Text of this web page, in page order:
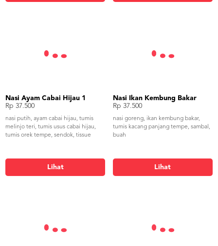
Nasi Ayam Cabai Hijau 1
Rp 37.500
nasi putih, ayam cabai hijau, tumis
melinjo teri, tumis usus cabai hijau,
tumis orek tempe, sendok, tissue
Lihat
Nasi Ikan Kembung Bakar
Rp 37.500
nasi goreng, ikan kembung bakar,
tumis kacang panjang tempe, sambal,
buah
Lihat